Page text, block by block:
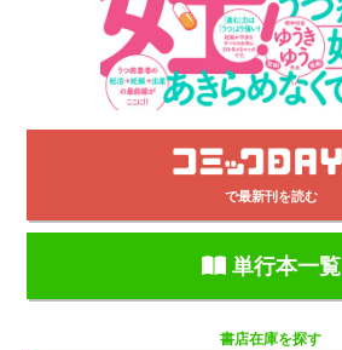
で最新刊を読む
単行本一覧
書店在庫を探す